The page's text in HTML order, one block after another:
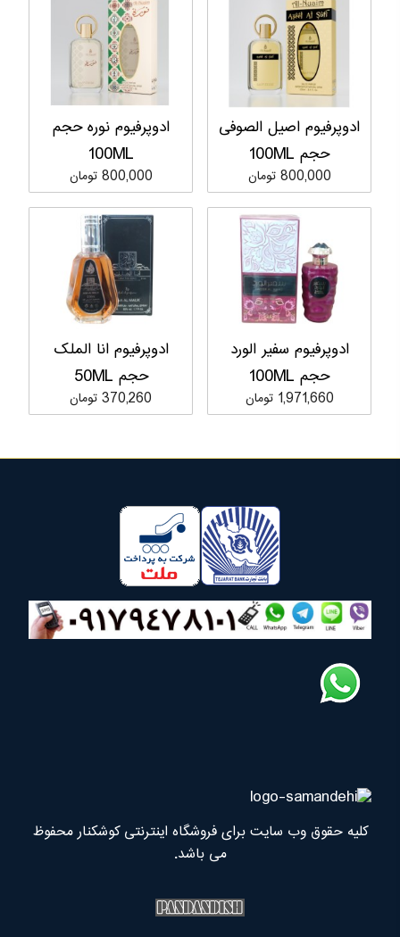
ادوپرفیوم اصیل الصوفی
حجم 100ML
800,000 تومان
ادوپرفیوم نوره حجم
100ML
800,000 تومان
ادوپرفیوم سفیر الورد
حجم 100ML
1,971,660 تومان
ادوپرفیوم انا الملک
حجم 50ML
370,260 تومان
کلیه حقوق وب سایت برای فروشگاه اینترنتی کوشکنار محفوظ
می باشد.